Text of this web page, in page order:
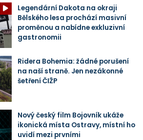
Legendární Dakota na okraji
Bělského lesa prochází masivní
proměnou a nabídne exkluzivní
gastronomii
Ridera Bohemia: žádné porušení
na naší straně. Jen nezákonné
šetření ČIŽP
Nový český film Bojovník ukáže
ikonická místa Ostravy, místní ho
uvidí mezi prvními